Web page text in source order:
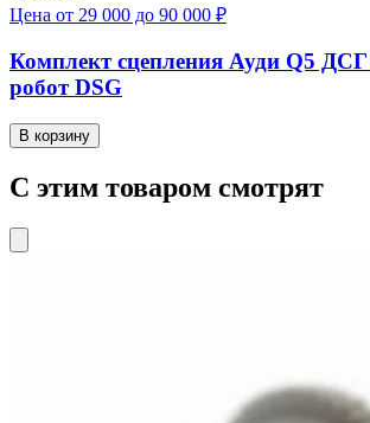
Цена от 29 000 до 90 000 ₽
Комплект сцепления Ауди Q5
робот DSG
В корзину
С этим товаром смотрят